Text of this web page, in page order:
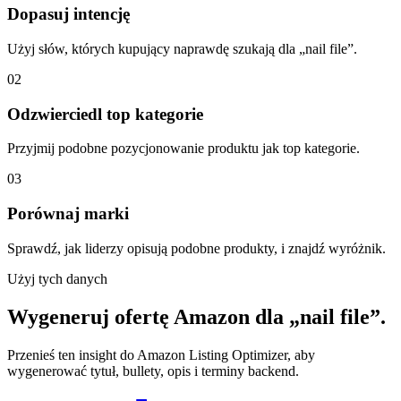
Dopasuj intencję
Użyj słów, których kupujący naprawdę szukają dla „nail file”.
02
Odzwierciedl top kategorie
Przyjmij podobne pozycjonowanie produktu jak top kategorie.
03
Porównaj marki
Sprawdź, jak liderzy opisują podobne produkty, i znajdź wyróżnik.
Użyj tych danych
Wygeneruj ofertę Amazon dla „nail file”.
Przenieś ten insight do Amazon Listing Optimizer, aby
wygenerować tytuł, bullety, opis i terminy backend.